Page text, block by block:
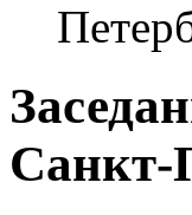
Санкт-